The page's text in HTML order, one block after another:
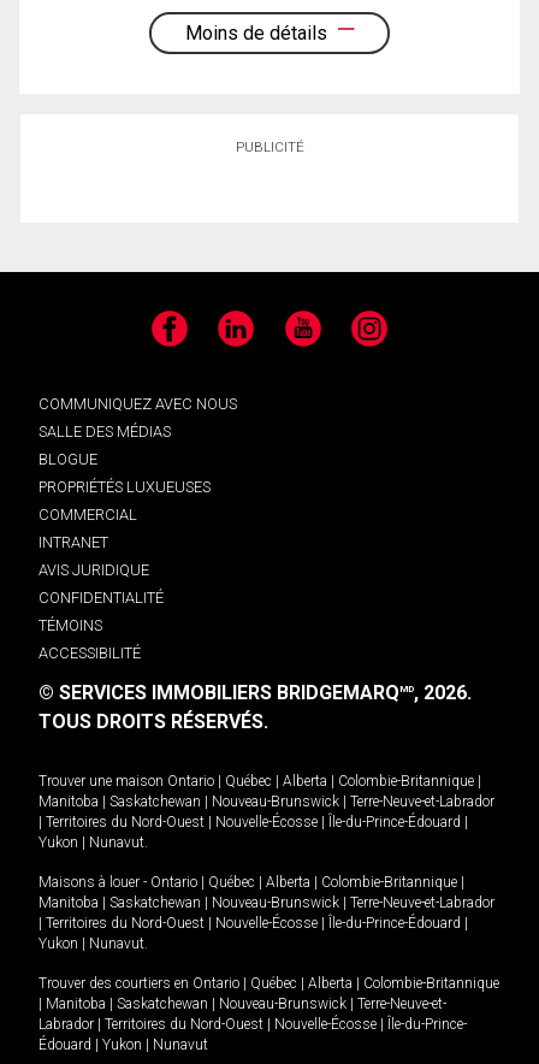
Moins de détails
PUBLICITÉ
Facebook LinkedIn YouTube Instagram
COMMUNIQUEZ AVEC NOUS
SALLE DES MÉDIAS
BLOGUE
PROPRIÉTÉS LUXUEUSES
COMMERCIAL
INTRANET
AVIS JURIDIQUE
CONFIDENTIALITÉ
TÉMOINS
ACCESSIBILITÉ
© SERVICES IMMOBILIERS BRIDGEMARQMD, 2026.
TOUS DROITS RÉSERVÉS.
Trouver une maison Ontario Québec Alberta Colombie-Britannique
Manitoba
Saskatchewan Nouveau-Brunswick
Terre-Neuve-et-Labrador
Territoires du Nord-Ouest Nouvelle-Écosse Île-du-Prince-Édouard
Yukon
Nunavut.
Maisons à louer - Ontario Québec Alberta Colombie-Britannique
Manitoba
Saskatchewan Nouveau-Brunswick
Terre-Neuve-et-Labrador
Territoires du Nord-Ouest Nouvelle-Écosse Île-du-Prince-Édouard
Yukon
Nunavut.
Trouver des courtiers en Ontario Québec Alberta
Colombie-Britannique
Manitoba Saskatchewan Nouveau-Brunswick
Terre-Neuve-et-
Labrador
Territoires du Nord-Ouest Nouvelle-Écosse
Île-du-Prince-
Édouard
Yukon Nunavut